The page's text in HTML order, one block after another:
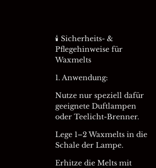
🕯 Sicherheits- &
Pflegehinweise für
Waxmelts
1. Anwendung:
Nutze nur speziell dafür
geeignete Duftlampen
oder Teelicht-Brenner.
Lege 1–2 Waxmelts in die
Schale der Lampe.
Erhitze die Melts mit